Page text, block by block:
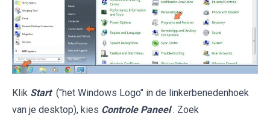
Klik Start ("het Windows Logo" in de linkerbenedenhoek
van je desktop), kies Controle Paneel . Zoek